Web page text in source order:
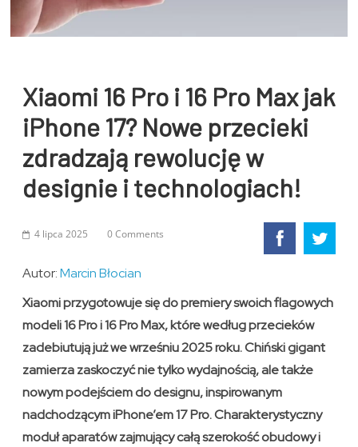
Xiaomi 16 Pro i 16 Pro Max jak
iPhone 17? Nowe przecieki
zdradzają rewolucję w
designie i technologiach!
4 lipca 2025 0 Comments
Autor:Marcin Błocian
Xiaomi przygotowuje się do premiery swoich flagowych
modeli 16 Pro i 16 Pro Max, które według przecieków
zadebiutują już we wrześniu 2025 roku. Chiński gigant
zamierza zaskoczyć nie tylko wydajnością, ale także
nowym podejściem do designu, inspirowanym
nadchodzącym iPhone’em 17 Pro. Charakterystyczny
moduł aparatów zajmujący całą szerokość obudowy i